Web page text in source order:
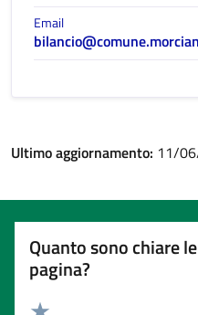
Email
Ultimo aggiornamento: 11/
Quanto sono chiare
pagina?